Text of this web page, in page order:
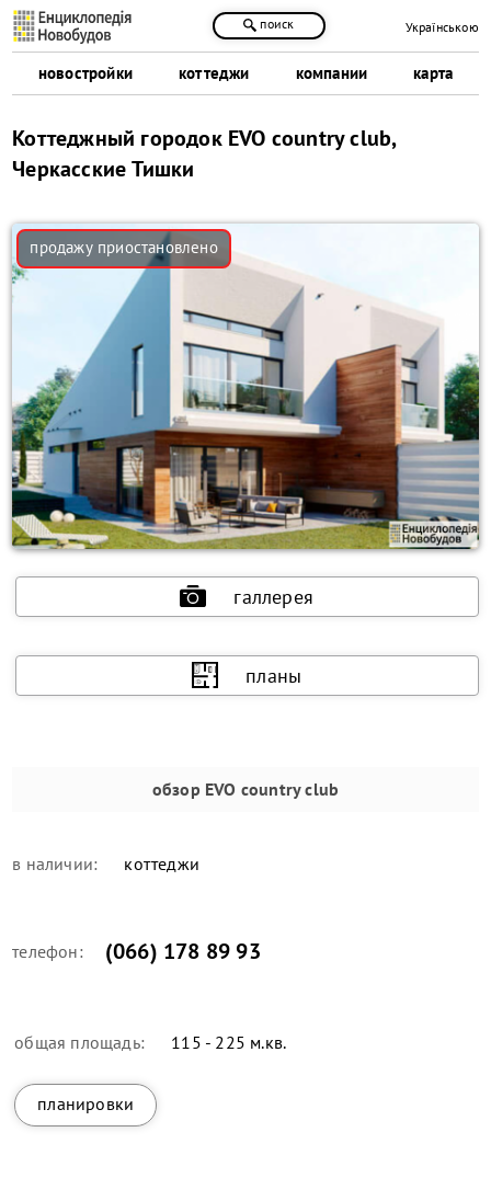
новостройки коттеджи компании карта
поиск Українською
Коттеджный городок EVO country club,
Черкасские Тишки
галлерея
планы
обзор EVO country club
в наличии: коттеджи
телефон: (066) 178 89 93
общая площадь: 115 - 225 м.кв.
планировки